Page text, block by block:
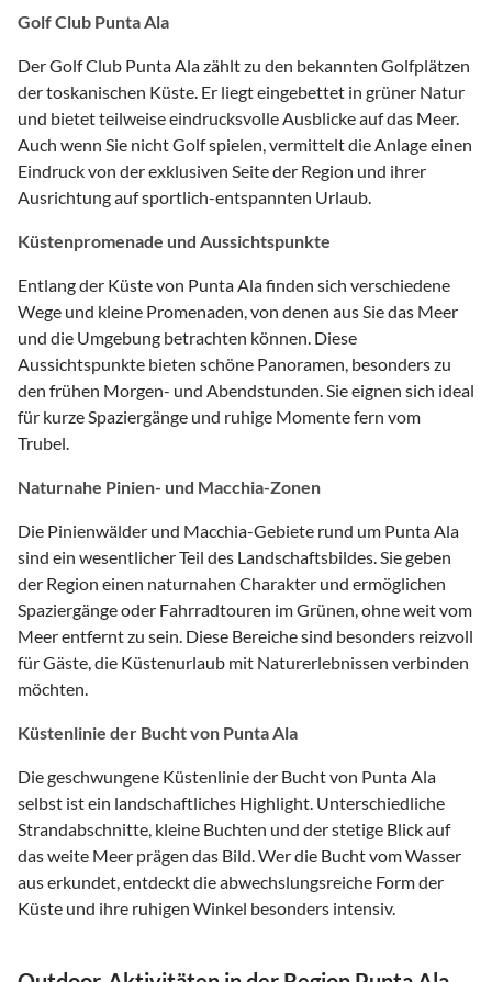
Golf Club Punta Ala
Der Golf Club Punta Ala zählt zu den bekannten Golfplätzen
der toskanischen Küste. Er liegt eingebettet in grüner Natur
und bietet teilweise eindrucksvolle Ausblicke auf das Meer.
Auch wenn Sie nicht Golf spielen, vermittelt die Anlage einen
Eindruck von der exklusiven Seite der Region und ihrer
Ausrichtung auf sportlich-entspannten Urlaub.
Küstenpromenade und Aussichtspunkte
Entlang der Küste von Punta Ala finden sich verschiedene
Wege und kleine Promenaden, von denen aus Sie das Meer
und die Umgebung betrachten können. Diese
Aussichtspunkte bieten schöne Panoramen, besonders zu
den frühen Morgen- und Abendstunden. Sie eignen sich ideal
für kurze Spaziergänge und ruhige Momente fern vom
Trubel.
Naturnahe Pinien- und Macchia-Zonen
Die Pinienwälder und Macchia-Gebiete rund um Punta Ala
sind ein wesentlicher Teil des Landschaftsbildes. Sie geben
der Region einen naturnahen Charakter und ermöglichen
Spaziergänge oder Fahrradtouren im Grünen, ohne weit vom
Meer entfernt zu sein. Diese Bereiche sind besonders reizvoll
für Gäste, die Küstenurlaub mit Naturerlebnissen verbinden
möchten.
Küstenlinie der Bucht von Punta Ala
Die geschwungene Küstenlinie der Bucht von Punta Ala
selbst ist ein landschaftliches Highlight. Unterschiedliche
Strandabschnitte, kleine Buchten und der stetige Blick auf
das weite Meer prägen das Bild. Wer die Bucht vom Wasser
aus erkundet, entdeckt die abwechslungsreiche Form der
Küste und ihre ruhigen Winkel besonders intensiv.